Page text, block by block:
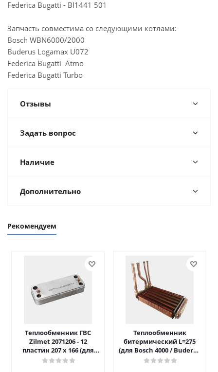
Federica Bugatti - BI1441 501
Запчасть совместима со следующими котлами:
Bosch WBN6000/2000
Buderus Logamax U072
Federica Bugatti Atmo
Federica Bugatti Turbo
Отзывы
Задать вопрос
Наличие
Дополнительно
Рекомендуем
Теплообменник ГВС
Zilmet 2071206 - 12
пластин 207 x 166 (для
Luna/Eco Four после 2014)
Теплообменник
битермический L=275
(для Bosch 4000 / Buderus
042)